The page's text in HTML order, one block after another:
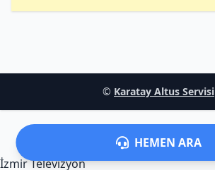
© Karatay Altus Servisi
HEMEN ARA
İzmir Televizyon